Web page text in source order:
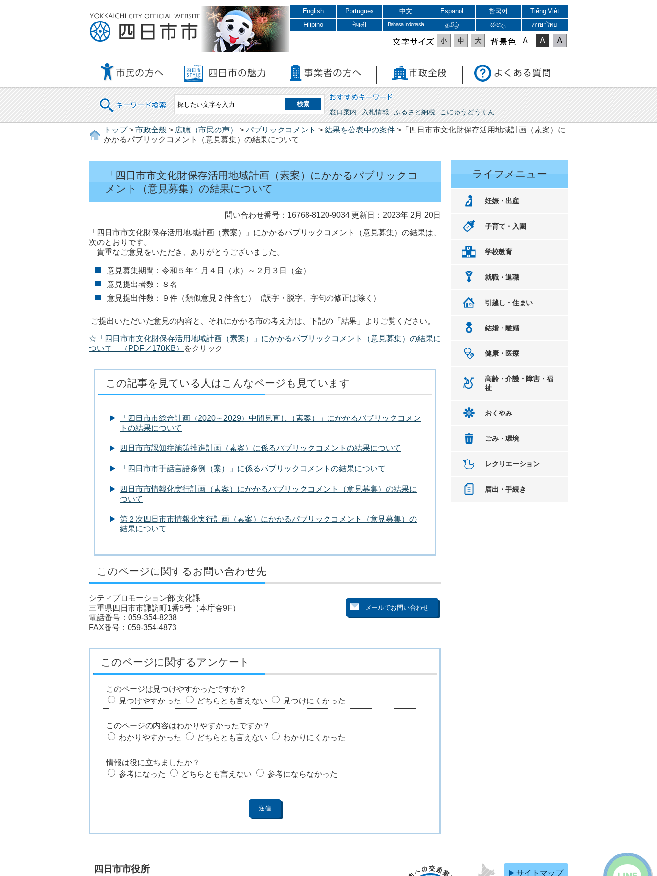
English Portugues 中文 Espanol 한국어
Tiếng Việt
Filipino
नेपाली Bahasa Indonesia தமிழ் සිංහල ภาษาไทย
文字サイズ 表示色
キーワード検索 おすすめキーワード
窓口案内 入札情報 ふるさと納税 こにゅうどうくん
トップ> 市政全般 > 広聴（市民の声） > パブリックコメント > 結果を公表中の案件 >「四日市市文化財保存活用地域計画（素案）に
かかるパブリックコメント（意見募集）の結果について
「四日市市文化財保存活用地域計画（素案）にかかるパブリックコ
メント（意見募集）の結果について
問い合わせ番号：16768-8120-9034 更新日：2023年 2月 20日
「四日市市文化財保存活用地域計画（素案）」にかかるパブリックコメント（意見募集）の結果は、
次のとおりです。
貴重なご意見をいただき、ありがとうございました。
意見募集期間：令和５年１月４日（水）～２月３日（金）
意見提出者数：８名
意見提出件数：９件（類似意見２件含む）（誤字・脱字、字句の修正は除く）
ご提出いただいた意見の内容と、それにかかる市の考え方は、下記の「結果」よりご覧ください。
☆「四日市市文化財保存活用地域計画（素案）」にかかるパブリックコメント（意見募集）の結果に
ついて （PDF／170KB）
をクリック
この記事を見ている人はこんなページも見ています
「四日市市総合計画（2020～2029）中間見直し（素案）」にかかるパブリックコメン
トの結果について
四日市市認知症施策推進計画（素案）に係るパブリックコメントの結果について
「四日市市手話言語条例（案）」に係るパブリックコメントの結果について
四日市市情報化実行計画（素案）にかかるパブリックコメント（意見募集）の結果に
ついて
第２次四日市市情報化実行計画（素案）にかかるパブリックコメント（意見募集）の
結果について
このページに関するお問い合わせ先
シティプロモーション部 文化課
三重県四日市市諏訪町1番5号（本庁舎9F）
電話番号：059-354-8238
FAX番号：059-354-4873
このページに関するアンケート
このページは見つけやすかったですか？
見つけやすかった
どちらとも言えない 見つけにくかった
このページの内容はわかりやすかったですか？
わかりやすかった
どちらとも言えない わかりにくかった
情報は役に立ちましたか？
参考になった
どちらとも言えない 参考にならなかった
ライフメニュー
妊娠・出産
子育て・入園
学校教育
就職・退職
引越し・住まい
結婚・離婚
健康・医療
高齢・介護・障害・福
祉
おくやみ
ごみ・環境
レクリエーション
届出・手続き
四日市市役所 サイトマップ